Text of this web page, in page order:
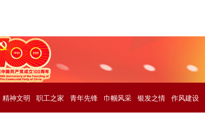
精神文明 职工之家 青年先锋 巾帼风采 银发之情 作风建设